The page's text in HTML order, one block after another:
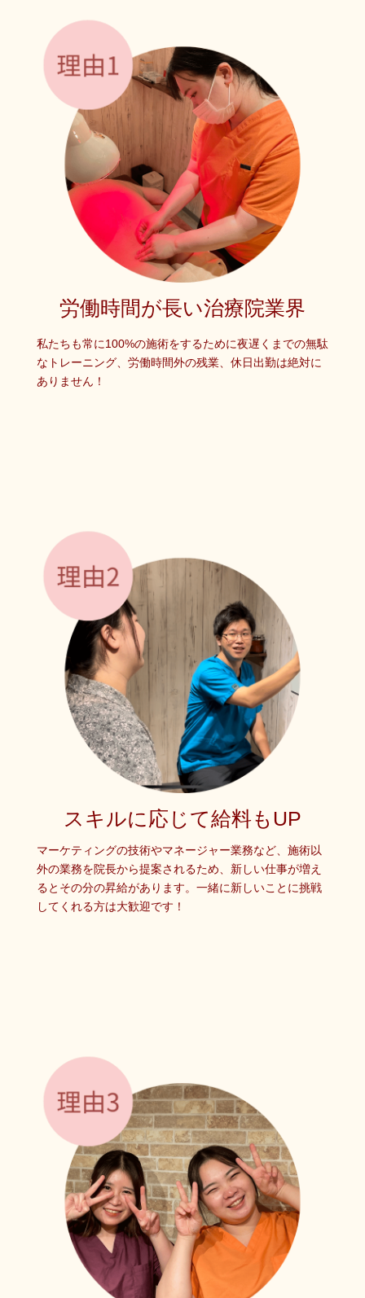
労働時間が長い治療院業界
私たちも常に100%の施術をするために夜遅くまでの無駄
なトレーニング、労働時間外の残業、休日出勤は絶対に
ありません！
スキルに応じて給料もUP
マーケティングの技術やマネージャー業務など、施術以
外の業務を院長から提案されるため、新しい仕事が増え
るとその分の昇給があります。一緒に新しいことに挑戦
してくれる方は大歓迎です！